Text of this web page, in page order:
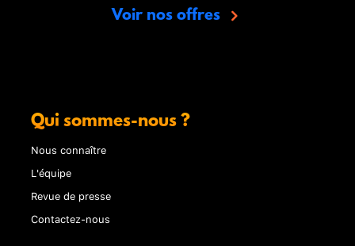
Voir nos offres
Qui sommes-nous ?
Nous connaître
L'équipe
Revue de presse
Contactez-nous